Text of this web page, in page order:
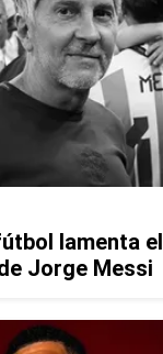
lamenta el
Jorge Messi